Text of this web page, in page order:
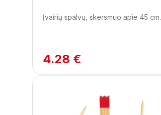
Įvairių spalvų, skersmuo apie 45 cm.
4.28 €